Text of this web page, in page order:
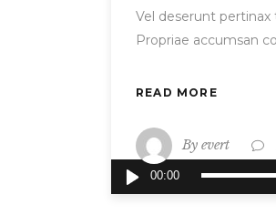
Audio
Player
00:00
Vel deserunt
Propriae accumsan
READ MORE
By evert